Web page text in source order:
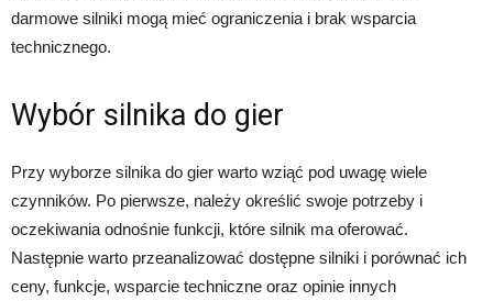
darmowe silniki mogą mieć ograniczenia i brak wsparcia
technicznego.
Wybór silnika do gier
Przy wyborze silnika do gier warto wziąć pod uwagę wiele
czynników. Po pierwsze, należy określić swoje potrzeby i
oczekiwania odnośnie funkcji, które silnik ma oferować.
Następnie warto przeanalizować dostępne silniki i porównać ich
ceny, funkcje, wsparcie techniczne oraz opinie innych